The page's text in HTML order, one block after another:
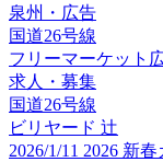
泉州・広告
国道26号線
フリーマーケット
求人・募集
国道26号線
ビリヤード 辻
2026/1/11 2026 新